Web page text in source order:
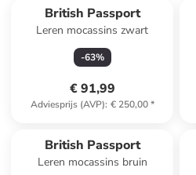
British Passport
Leren mocassins zwart
-63%
€ 91,99
Adviesprijs (AVP): € 250,00*
British Passport
Leren mocassins bruin